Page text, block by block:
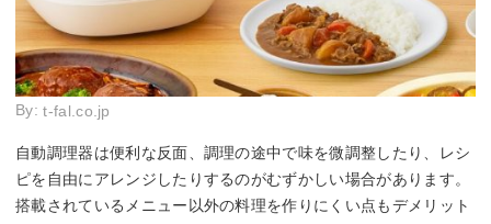
By:t-fal.co.jp
自動調理器は便利な反面、調理の途中で味を微調整したり、レシ
ピを自由にアレンジしたりするのがむずかしい場合があります。
搭載されているメニュー以外の料理を作りにくい点もデメリット